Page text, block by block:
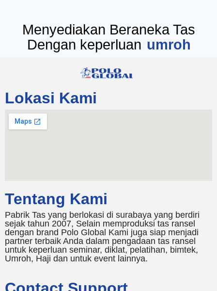
Menyediakan Beraneka Tas
Dengan keperluan
seminar
Lokasi Kami
Tentang Kami
Pabrik Tas yang berlokasi di surabaya yang berdiri
sejak tahun 2007, Selain memproduksi tas ransel
dengan brand Polo Global Kami juga siap menjadi
partner terbaik Anda dalam pengadaan tas ransel
untuk keperluan seminar, diklat, pelatihan, bimtek,
Umroh, Haji dan untuk event lainnya.